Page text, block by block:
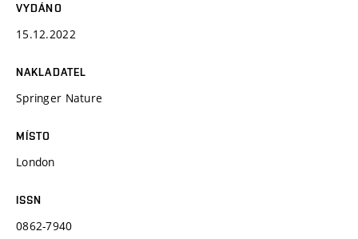
VYDÁNO
15.12.2022
NAKLADATEL
Springer Nature
MÍSTO
London
ISSN
0862-7940